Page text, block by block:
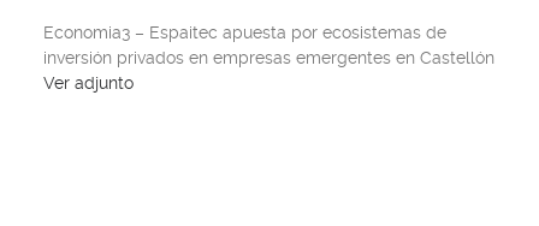
Economia3 – Espaitec apuesta por ecosistemas de
inversión privados en empresas emergentes en Castellón
Ver adjunto